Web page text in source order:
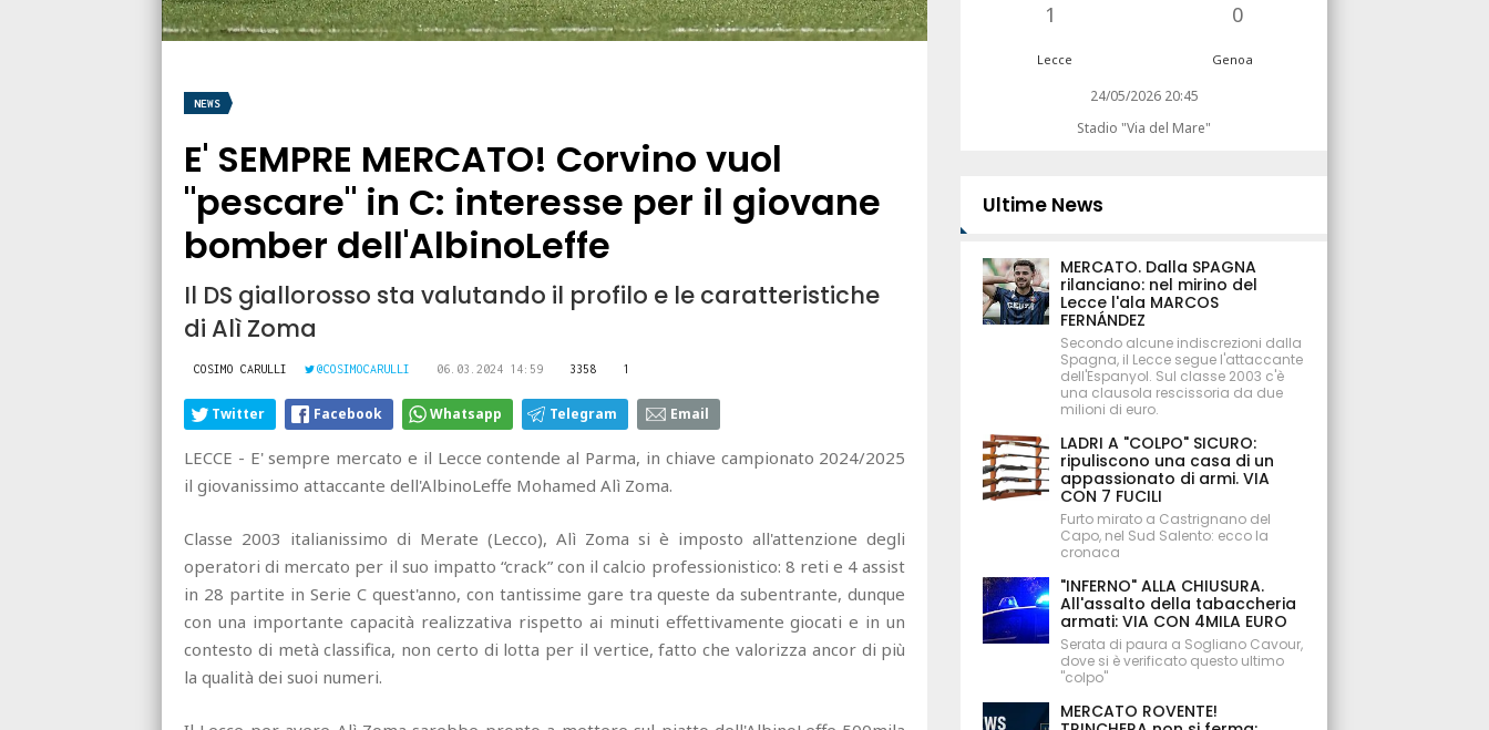
NEWS
E' SEMPRE MERCATO! Corvino vuol
"pescare" in C: interesse per il giovane
bomber dell'AlbinoLeffe
Il DS giallorosso sta valutando il profilo e le caratteristiche
di Alì Zoma
COSIMO CARULLI @COSIMOCARULLI 06.03.2024 14:59 3358 1
Twitter Facebook Whatsapp Telegram Email
LECCE - E' sempre mercato e il Lecce contende al Parma, in chiave campionato 2024/2025
il giovanissimo attaccante dell'AlbinoLeffe Mohamed Alì Zoma.
Classe 2003 italianissimo di Merate (Lecco), Alì Zoma si è imposto all'attenzione degli
operatori di mercato per il suo impatto “crack” con il calcio professionistico: 8 reti e 4 assist
in 28 partite in Serie C quest'anno, con tantissime gare tra queste da subentrante, dunque
con una importante capacità realizzativa rispetto ai minuti effettivamente giocati e in un
contesto di metà classifica, non certo di lotta per il vertice, fatto che valorizza ancor di più
la qualità dei suoi numeri.
1 0
Lecce Genoa
24/05/2026 20:45
Stadio "Via del Mare"
Ultime News
MERCATO. Dalla SPAGNA
rilanciano: nel mirino del
Lecce l'ala MARCOS
FERNÁNDEZ
Secondo alcune indiscrezioni dalla
Spagna, il Lecce segue l'attaccante
dell'Espanyol. Sul classe 2003 c'è
una clausola rescissoria da due
milioni di euro.
LADRI A "COLPO" SICURO:
ripuliscono una casa di un
appassionato di armi. VIA
CON 7 FUCILI
Furto mirato a Castrignano del
Capo, nel Sud Salento: ecco la
cronaca
"INFERNO" ALLA CHIUSURA.
All'assalto della tabaccheria
armati: VIA CON 4MILA EURO
Serata di paura a Sogliano Cavour,
dove si è verificato questo ultimo
"colpo"
MERCATO ROVENTE!